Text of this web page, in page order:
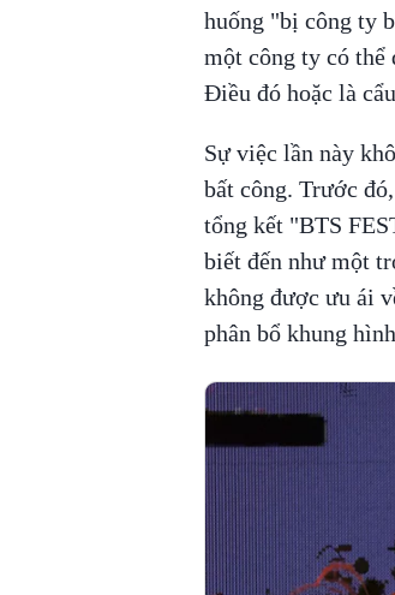
huống "bị công ty
một công ty có thể
Điều đó hoặc là
Sự việc lần này
bất công. Trước
tổng kết "BTS
biết đến như một
không được ưu ái
phân bổ khung